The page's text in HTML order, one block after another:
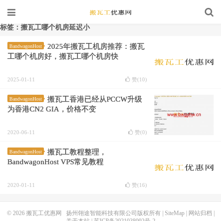
标签：搬瓦工哪个机房延迟小
BandwagonHost
2025年搬瓦工机房推荐：搬瓦
工哪个机房好，搬瓦工哪个机房快
2025-01-11 赞(10)
BandwagonHost
搬瓦工香港已经从PCCW升级
为香港CN2 GIA，价格不变
2020-06-11 赞(0)
BandwagonHost
搬瓦工教程整理，
BandwagonHost VPS常见教程
2020-01-11 赞(16)
© 2026 搬瓦工优惠网 扬州翎途智能科技有限公司版权所有 | SiteMap| 网站归档